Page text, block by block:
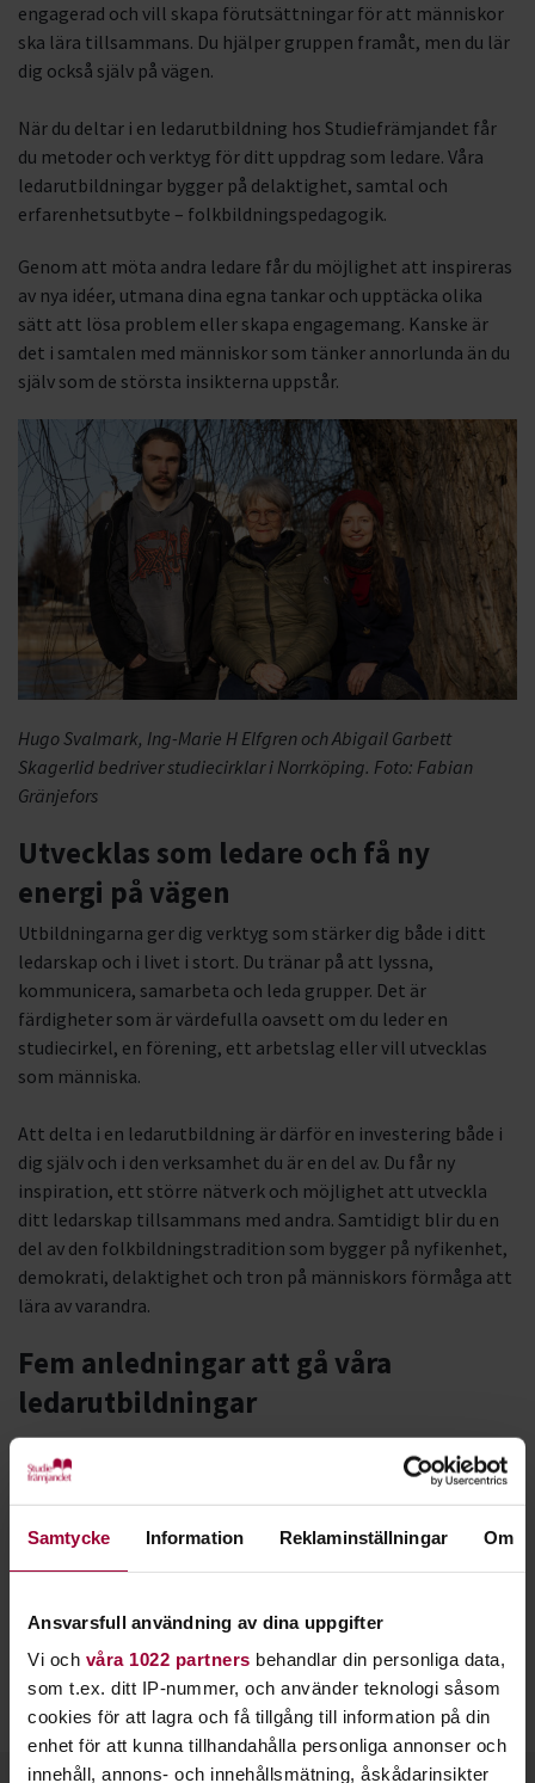
Samtycke Information Reklaminställningar Om
Ansvarsfull användning av dina uppgifter
Vi och våra 1022 partners behandlar din personliga data,
som t.ex. ditt IP-nummer, och använder teknologi såsom
cookies för att lagra och få tillgång till information på din
enhet för att kunna tillhandahålla personliga annonser och
innehåll, annons- och innehållsmätning, åskådarinsikter
engagerad och vill skapa förutsättningar för att människor
ska lära tillsammans. Du hjälper gruppen framåt, men du lär
dig också själv på vägen.
När du deltar i en ledarutbildning hos Studiefrämjandet får
du metoder och verktyg för ditt uppdrag som ledare. Våra
ledarutbildningar bygger på delaktighet, samtal och
erfarenhetsutbyte – folkbildningspedagogik.
Genom att möta andra ledare får du möjlighet att inspireras
av nya idéer, utmana dina egna tankar och upptäcka olika
sätt att lösa problem eller skapa engagemang. Kanske är
det i samtalen med människor som tänker annorlunda än du
själv som de största insikterna uppstår.
Hugo Svalmark, Ing-Marie H Elfgren och Abigail Garbett
Skagerlid bedriver studiecirklar i Norrköping. Foto: Fabian
Gränjefors
Utvecklas som ledare och få ny
energi på vägen
Utbildningarna ger dig verktyg som stärker dig både i ditt
ledarskap och i livet i stort. Du tränar på att lyssna,
kommunicera, samarbeta och leda grupper. Det är
färdigheter som är värdefulla oavsett om du leder en
studiecirkel, en förening, ett arbetslag eller vill utvecklas
som människa.
Att delta i en ledarutbildning är därför en investering både i
dig själv och i den verksamhet du är en del av. Du får ny
inspiration, ett större nätverk och möjlighet att utveckla
ditt ledarskap tillsammans med andra. Samtidigt blir du en
del av den folkbildningstradition som bygger på nyfikenhet,
demokrati, delaktighet och tron på människors förmåga att
lära av varandra.
Fem anledningar att gå våra
ledarutbildningar
– Du får metoder för att leda
både dig själv och andra.
Grupputveckling– Lär dig hur du bygger grupper
som trivs och utvecklas ihop.
Större nätverk– Träffa andra, dela erfarenheter
Nya tankar och idéer – Kunskap är aldrig tung att
bära.
Det är kul!